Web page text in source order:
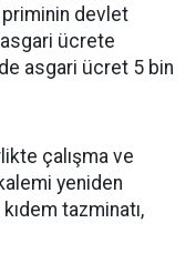
devlet
asgari ücrete
asgari ücret 5 bin
çalışma ve
yeniden
tazminatı,